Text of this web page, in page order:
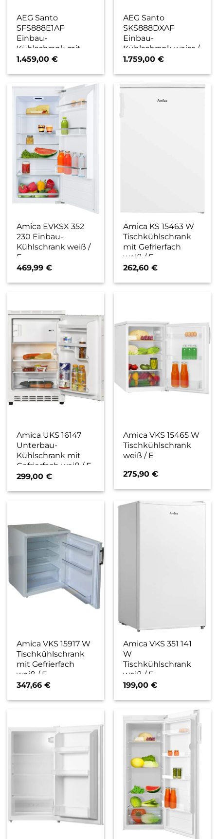
AEG Santo
SFS888E1AF
Einbau-
Kühlschrank mit
Gefrierfach weiss / E
1.459,00€
AEG Santo
SKS888DXAF
Einbau-
Kühlschrank weiss /
D
1.759,00€
Amica EVKSX 352
230 Einbau-
Kühlschrank weiß /
E
469,99€
Amica KS 15463 W
Tischkühlschrank
mit Gefrierfach
weiß / E
262,60€
Amica UKS 16147
Unterbau-
Kühlschrank mit
Gefrierfach weiß / F
299,00€
Amica VKS 15465 W
Tischkühlschrank
weiß / E
275,90€
Amica VKS 15917 W
Tischkühlschrank
mit Gefrierfach
weiß / E
347,66€
Amica VKS 351 141
W
Tischkühlschrank
weiß / F
199,00€